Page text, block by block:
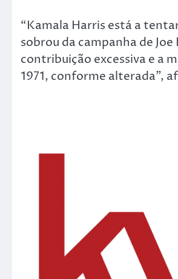
“Kamala Harris está a
sobrou da campanha de
contribuição excessiva e a
1971, conforme alterada”,